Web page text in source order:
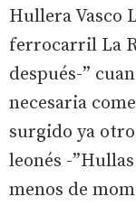
Hullera Vasco
ferrocarril La
después-”
necesaria
surgido ya
leonés -
menos de